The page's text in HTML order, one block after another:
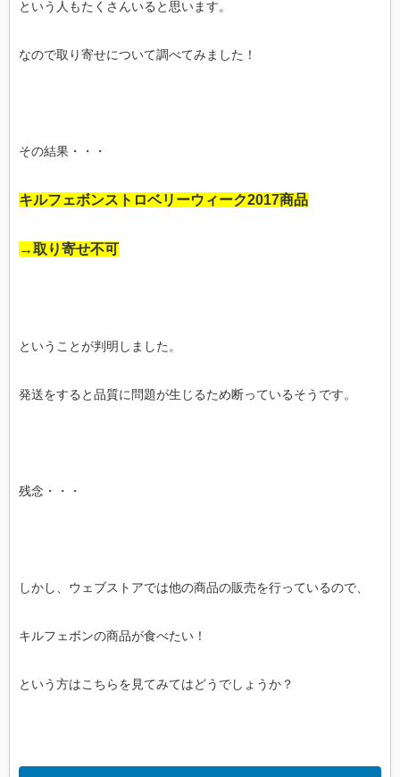
という人もたくさんいると思います。
なので取り寄せについて調べてみました！
その結果・・・
キルフェボンストロベリーウィーク2017商品
→取り寄せ不可
ということが判明しました。
発送をすると品質に問題が生じるため断っているそうです。
残念・・・
しかし、ウェブストアでは他の商品の販売を行っているので、
キルフェボンの商品が食べたい！
という方はこちらを見てみてはどうでしょうか？